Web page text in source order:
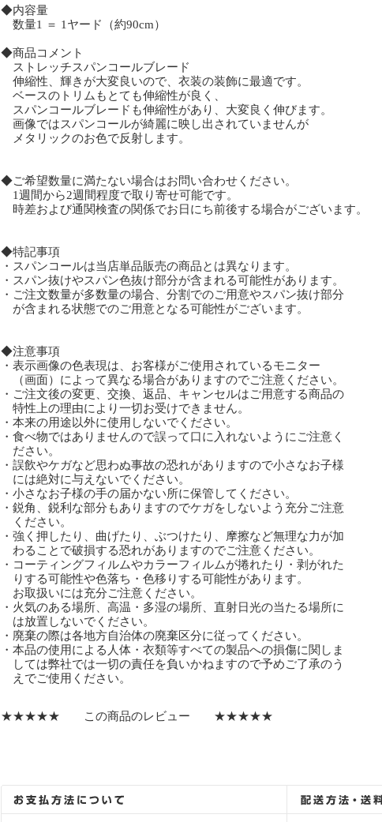
◆内容量
数量1 ＝ 1ヤード（約90cm）
◆商品コメント
ストレッチスパンコールブレード
伸縮性、輝きが大変良いので、衣装の装飾に最適です。
ベースのトリムもとても伸縮性が良く、
スパンコールブレードも伸縮性があり、大変良く伸びます。
画像ではスパンコールが綺麗に映し出されていませんが
メタリックのお色で反射します。
◆ご希望数量に満たない場合はお問い合わせください。
1週間から2週間程度で取り寄せ可能です。
時差および通関検査の関係でお日にち前後する場合がございます。
◆特記事項
・スパンコールは当店単品販売の商品とは異なります。
・スパン抜けやスパン色抜け部分が含まれる可能性があります。
・ご注文数量が多数量の場合、分割でのご用意やスパン抜け部分
が含まれる状態でのご用意となる可能性がございます。
◆注意事項
・表示画像の色表現は、お客様がご使用されているモニター
（画面）によって異なる場合がありますのでご注意ください。
・ご注文後の変更、交換、返品、キャンセルはご用意する商品の
特性上の理由により一切お受けできません。
・本来の用途以外に使用しないでください。
・食べ物ではありませんので誤って口に入れないようにご注意く
ださい。
・誤飲やケガなど思わぬ事故の恐れがありますので小さなお子様
には絶対に与えないでください。
・小さなお子様の手の届かない所に保管してください。
・鋭角、鋭利な部分もありますのでケガをしないよう充分ご注意
ください。
・強く押したり、曲げたり、ぶつけたり、摩擦など無理な力が加
わることで破損する恐れがありますのでご注意ください。
・コーティングフィルムやカラーフィルムが捲れたり・剥がれた
りする可能性や色落ち・色移りする可能性があります。
お取扱いには充分ご注意ください。
・火気のある場所、高温・多湿の場所、直射日光の当たる場所に
は放置しないでください。
・廃棄の際は各地方自治体の廃棄区分に従ってください。
・本品の使用による人体・衣類等すべての製品への損傷に関しま
しては弊社では一切の責任を負いかねますので予めご了承のう
えでご使用ください。
★★★★★ この商品のレビュー ★★★★★